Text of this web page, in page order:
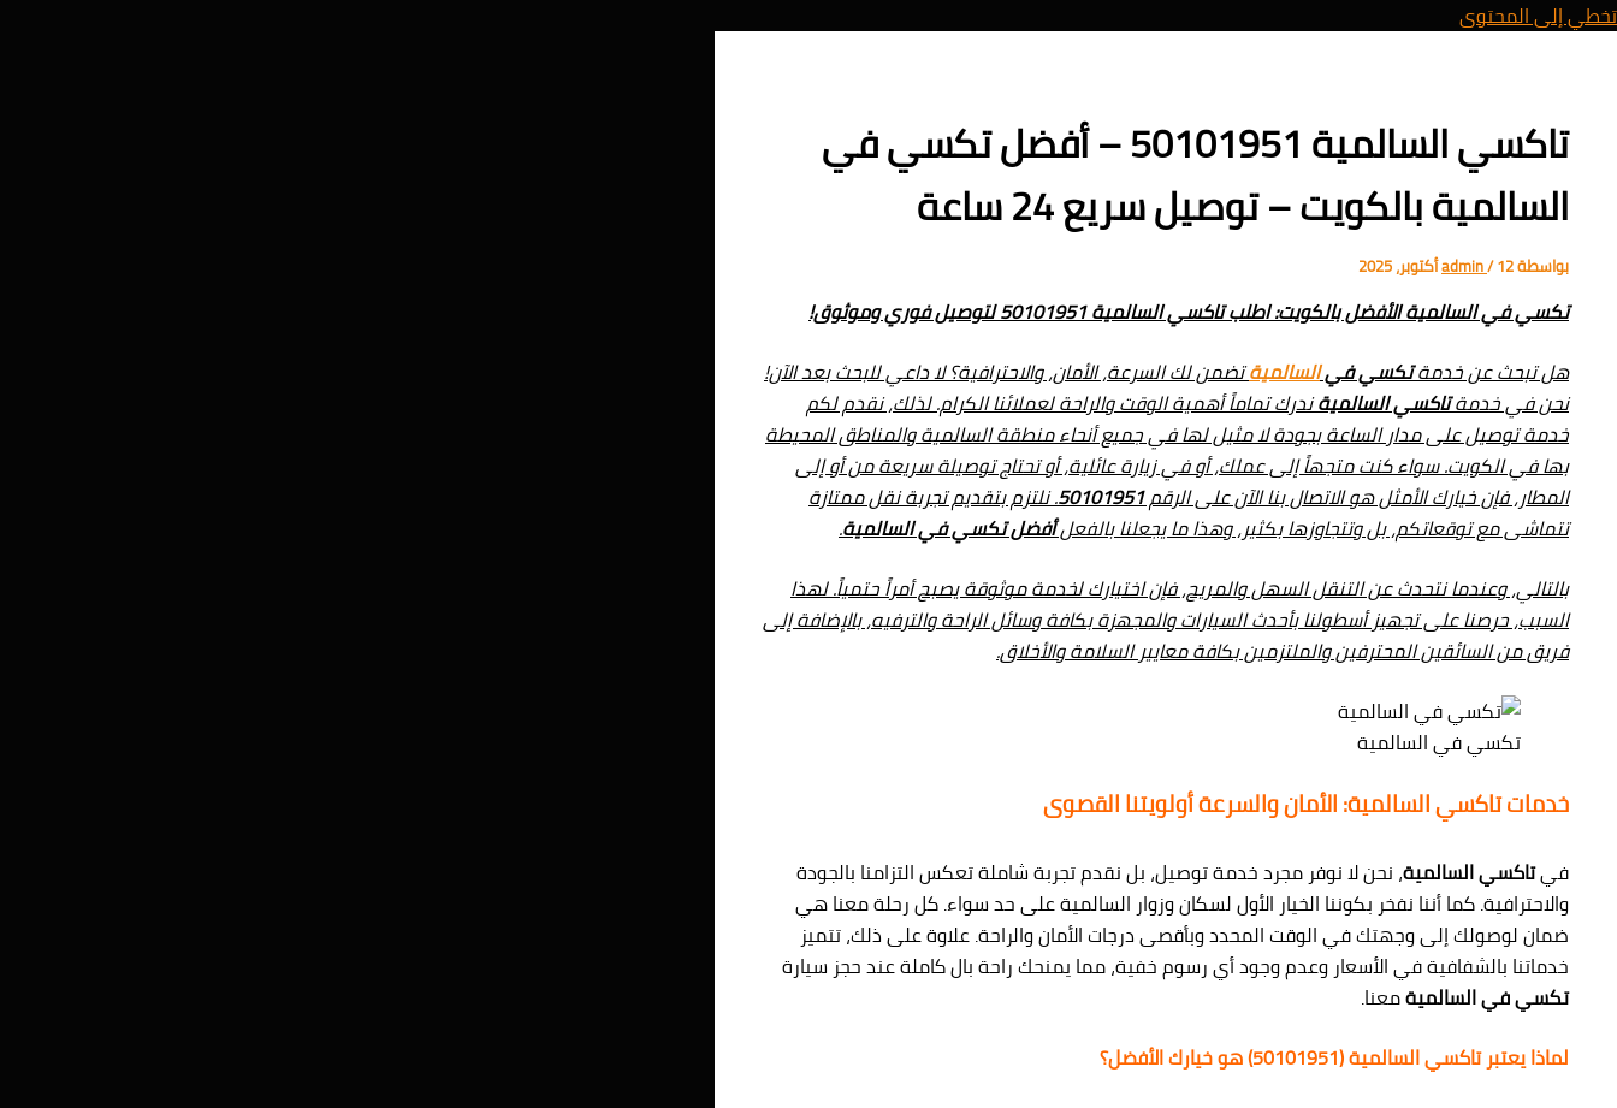
تخطي إلى المحتوى
تاكسي السالمية 50101951 – أفضل تكسي في
السالمية بالكويت – توصيل سريع 24 ساعة
بواسطة admin/12 أكتوبر، 2025
تكسي في السالمية الأفضل بالكويت: اطلب تاكسي السالمية 50101951 لتوصيل فوري وموثوق!
هل تبحث عن خدمةتكسي فيالسالميةتضمن لك السرعة، الأمان، والاحترافية؟ لا داعي للبحث بعد الآن!
نحن في خدمةتاكسي السالميةندرك تماماً أهمية الوقت والراحة لعملائنا الكرام. لذلك، نقدم لكم
خدمة توصيل على مدار الساعة بجودة لا مثيل لها في جميع أنحاء منطقة السالمية والمناطق المحيطة
بها في الكويت. سواء كنت متجهاً إلى عملك، أو في زيارة عائلية، أو تحتاج توصيلة سريعة من أو إلى
المطار، فإن خيارك الأمثل هو الاتصال بنا الآن على الرقم50101951. نلتزم بتقديم تجربة نقل ممتازة
تتماشى مع توقعاتكم، بل وتتجاوزها بكثير، وهذا ما يجعلنا بالفعلأفضل تكسي في السالمية.
بالتالي، وعندما نتحدث عن التنقل السهل والمريح، فإن اختيارك لخدمة موثوقة يصبح أمراً حتمياً. لهذا
السبب، حرصنا على تجهيز أسطولنا بأحدث السيارات والمجهزة بكافة وسائل الراحة والترفيه، بالإضافة إلى
فريق من السائقين المحترفين والملتزمين بكافة معايير السلامة والأخلاق.
تكسي في السالمية
خدمات تاكسي السالمية: الأمان والسرعة أولويتنا القصوى
فيتاكسي السالمية، نحن لا نوفر مجرد خدمة توصيل، بل نقدم تجربة شاملة تعكس التزامنا بالجودة
والاحترافية. كما أننا نفخر بكوننا الخيار الأول لسكان وزوار السالمية على حد سواء. كل رحلة معنا هي
ضمان لوصولك إلى وجهتك في الوقت المحدد وبأقصى درجات الأمان والراحة. علاوة على ذلك، تتميز
خدماتنا بالشفافية في الأسعار وعدم وجود أي رسوم خفية، مما يمنحك راحة بال كاملة عند حجز سيارة
تكسي في السالميةمعنا.
لماذا يعتبر تاكسي السالمية (50101951) هو خيارك الأفضل؟